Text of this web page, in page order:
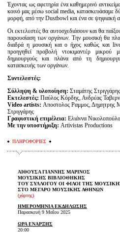
Έχοντας ως αφετηρία ένα καθημερινό
κοινό μας μέσω social media, κατασκευάσαμε
μορφή, από την Dustbowl και ένα σε ψηφιακή
Οι εκτελεστές θα αυτοσχεδιάσουν και θα
παρουσίαση των οργάνων. Την μουσική θα
διαδρά η μουσική και ο ήχος καθώς και
προηγηθεί προβολή ντοκιμαντέρ μικρού
δημιουργούς και πλάνα από τη
κατασκευής των οργάνων.
Συντελεστές:
Σύλληψη & υλοποίηση: Σταμάτης
Εκτελεστές: Παύλος Κόρδης, Ανδρέας
Video artists: Αποστολος Ραμμος, Δημητρης
Στριγγάρης
Γραφιστική επιμέλεια: Ελιάννα
Με την υποστήριξη: Artivistas Productions
ΠΛΗΡΟΦΟΡΙΕΣ
ΑΙΘΟΥΣΑ ΓΙΑΝΝΗΣ ΜΑΡΙΝΟΣ
ΜΟΥΣΙΚΗΣ ΒΙΒΛΙΟΘΗΚΗΣ
ΤΟΥ ΣΥΛΛΟΓΟΥ ΟΙ ΦΙΛΟΙ ΤΗΣ
ΣΤΟ ΜΕΓΑΡΟ ΜΟΥΣΙΚΗΣ ΑΘΗΝΩΝ
(χάρτης)
ΗΜΕΡΟΜΗΝΙΑ ΕΚΔΗΛΩΣΗΣ
Παρασκευή 9 Μαΐου 2025
ΩΡΑ ΕΝΑΡΞΗΣ
20:00